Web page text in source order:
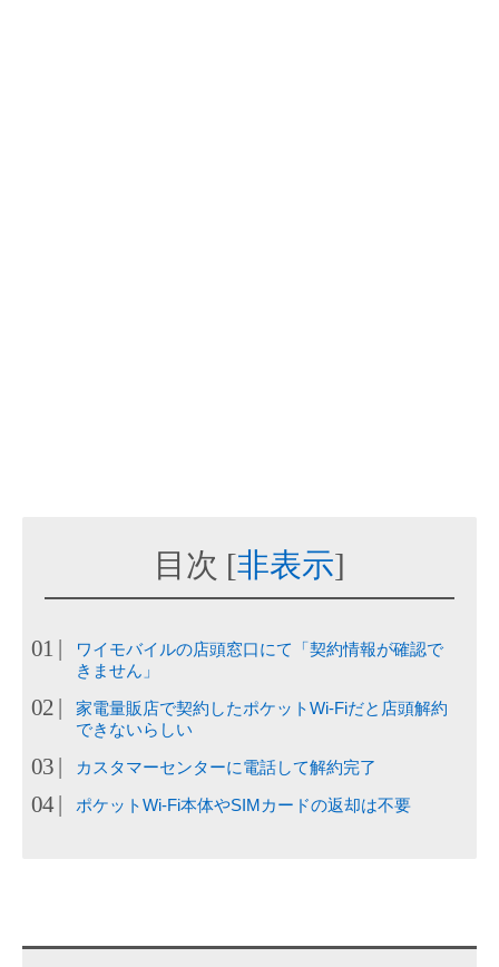
目次 [非表示]
ワイモバイルの店頭窓口にて「契約情報が確認で
きません」
家電量販店で契約したポケットWi-Fiだと店頭解約
できないらしい
カスタマーセンターに電話して解約完了
ポケットWi-Fi本体やSIMカードの返却は不要